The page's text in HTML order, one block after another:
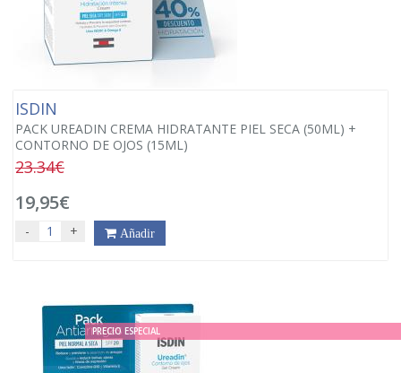
ISDIN
PACK UREADIN CREMA HIDRATANTE PIEL SECA (50ML) +
CONTORNO DE OJOS (15ML)
23.34€
19,95€
- + Añadir
PRECIO ESPECIAL